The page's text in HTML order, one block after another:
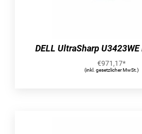
DELL UltraSharp
€971,17*
(inkl. gesetzlicher MwSt.)